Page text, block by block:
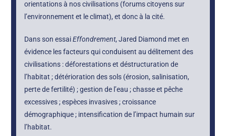
orientations à nos civilisations (forums citoyens sur
l’environnement et le climat), et donc à la cité.
Dans son essaiEffondrement, Jared Diamond met en
évidence les facteurs qui conduisent au délitement des
civilisations : déforestations et déstructuration de
l’habitat ; détérioration des sols (érosion, salinisation,
perte de fertilité) ; gestion de l’eau ; chasse et pêche
excessives ; espèces invasives ; croissance
démographique ; intensification de l’impact humain sur
l’habitat.